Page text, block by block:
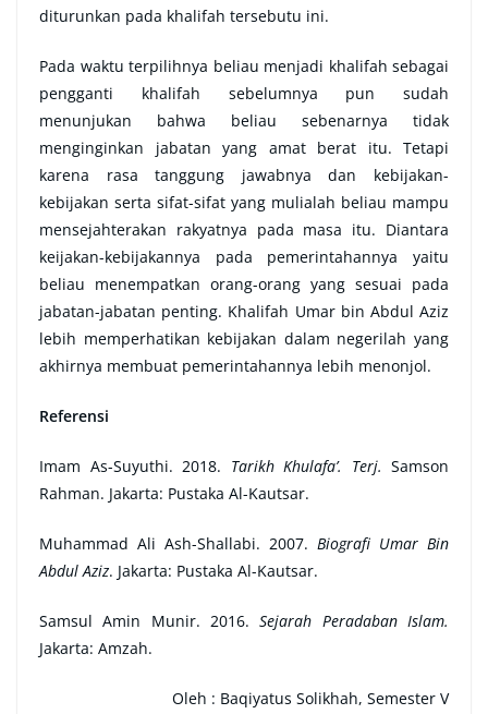
diturunkan pada khalifah tersebutu ini.
Pada waktu terpilihnya beliau menjadi khalifah sebagai
pengganti khalifah sebelumnya pun sudah
menunjukan bahwa beliau sebenarnya tidak
menginginkan jabatan yang amat berat itu. Tetapi
karena rasa tanggung jawabnya dan kebijakan-
kebijakan serta sifat-sifat yang mulialah beliau mampu
mensejahterakan rakyatnya pada masa itu. Diantara
keijakan-kebijakannya pada pemerintahannya yaitu
beliau menempatkan orang-orang yang sesuai pada
jabatan-jabatan penting. Khalifah Umar bin Abdul Aziz
lebih memperhatikan kebijakan dalam negerilah yang
akhirnya membuat pemerintahannya lebih menonjol.
Referensi
Imam As-Suyuthi. 2018. Tarikh Khulafa’. Terj. Samson
Rahman. Jakarta: Pustaka Al-Kautsar.
Muhammad Ali Ash-Shallabi. 2007. Biografi Umar Bin
Abdul Aziz. Jakarta: Pustaka Al-Kautsar.
Samsul Amin Munir. 2016.Sejarah Peradaban Islam.
Jakarta: Amzah.
Oleh : Baqiyatus Solikhah, Semester V